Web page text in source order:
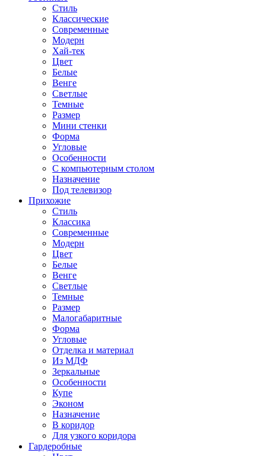
Стиль
Классические
Современные
Модерн
Хай-тек
Цвет
Белые
Венге
Светлые
Темные
Размер
Мини стенки
Форма
Угловые
Особенности
С компьютерным столом
Назначение
Под телевизор
Прихожие
Стиль
Классика
Современные
Модерн
Цвет
Белые
Венге
Светлые
Темные
Размер
Малогабаритные
Форма
Угловые
Отделка и материал
Из МДФ
Зеркальные
Особенности
Купе
Эконом
Назначение
В коридор
Для узкого коридора
Гардеробные